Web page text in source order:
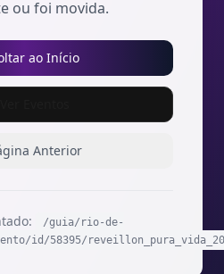
ou foi movida.
ao Início
Anterior
/guia/rio-de-
id/58395/